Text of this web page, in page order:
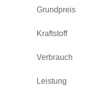
Crashtest
Grundpreis
Kraftstoff
Verbrauch
Leistung